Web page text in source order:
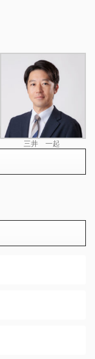
三井 一起